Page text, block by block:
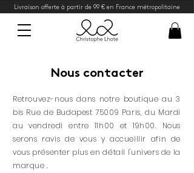
Livraison offerte à partir de 99 € en France métropolitaine
Nous contacter
Retrouvez-nous dans notre boutique au 3
bis Rue de Budapest 75009 Paris, du Mardi
au vendredi entre 11h00 et 19h00. Nous
serons ravis de vous y accueillir afin de
vous présenter plus en détail l'univers de la
marque .